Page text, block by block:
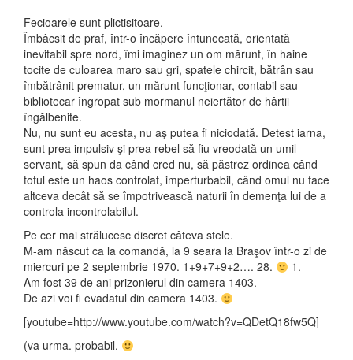
Fecioarele sunt plictisitoare.
Îmbâcsit de praf, într-o încăpere întunecată, orientată
inevitabil spre nord, îmi imaginez un om mărunt, în haine
tocite de culoarea maro sau gri, spatele chircit, bătrân sau
îmbătrânit prematur, un mărunt funcţionar, contabil sau
bibliotecar îngropat sub mormanul neiertător de hârtii
îngălbenite.
Nu, nu sunt eu acesta, nu aş putea fi niciodată. Detest iarna,
sunt prea impulsiv şi prea rebel să fiu vreodată un umil
servant, să spun da când cred nu, să păstrez ordinea când
totul este un haos controlat, imperturbabil, când omul nu face
altceva decât să se împotrivească naturii în demenţa lui de a
controla incontrolabilul.
Pe cer mai strălucesc discret câteva stele.
M-am născut ca la comandă, la 9 seara la Braşov într-o zi de
miercuri pe 2 septembrie 1970. 1+9+7+9+2…. 28.
1.
Am fost 39 de ani prizonierul din camera 1403.
De azi voi fi evadatul din camera 1403.
[youtube=http://www.youtube.com/watch?v=QDetQ18fw5Q]
(va urma. probabil.